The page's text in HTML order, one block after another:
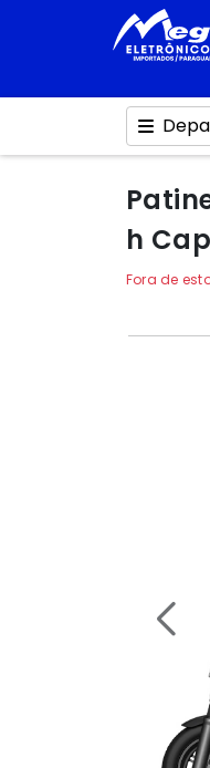
h
Fora de